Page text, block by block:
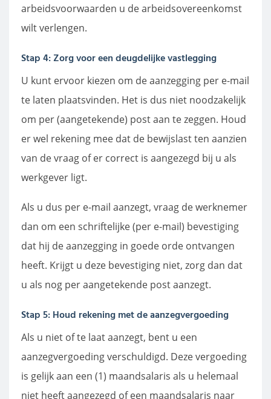
arbeidsvoorwaarden u de arbeidsovereenkomst
wilt verlengen.
Stap 4: Zorg voor een deugdelijke vastlegging
U kunt ervoor kiezen om de aanzegging per e-mail
te laten plaatsvinden. Het is dus niet noodzakelijk
om per (aangetekende) post aan te zeggen. Houd
er wel rekening mee dat de bewijslast ten aanzien
van de vraag of er correct is aangezegd bij u als
werkgever ligt.
Als u dus per e-mail aanzegt, vraag de werknemer
dan om een schriftelijke (per e-mail) bevestiging
dat hij de aanzegging in goede orde ontvangen
heeft. Krijgt u deze bevestiging niet, zorg dan dat
u als nog per aangetekende post aanzegt.
Stap 5: Houd rekening met de aanzegvergoeding
Als u niet of te laat aanzegt, bent u een
aanzegvergoeding verschuldigd. Deze vergoeding
is gelijk aan een (1) maandsalaris als u helemaal
niet heeft aangezegd of een maandsalaris naar